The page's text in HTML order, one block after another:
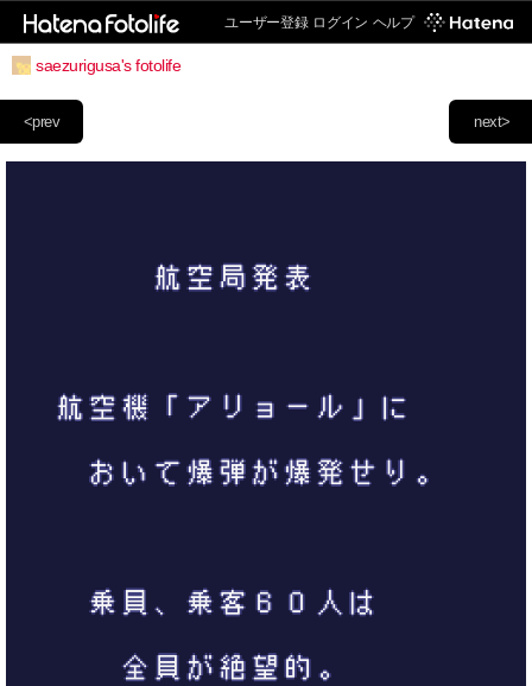
ユーザー登録 ログイン ヘルプ
saezurigusa's fotolife
next>
<prev